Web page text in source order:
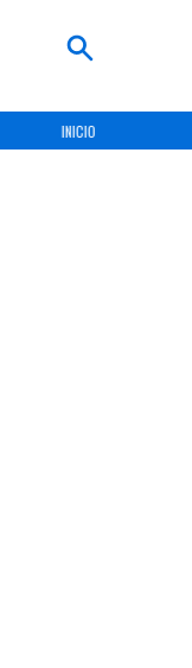
INICIO